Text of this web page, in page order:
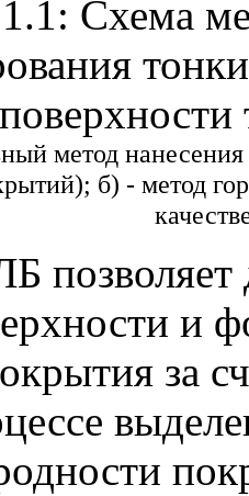
Схема
метод
б) - метод
позволяет
и
за